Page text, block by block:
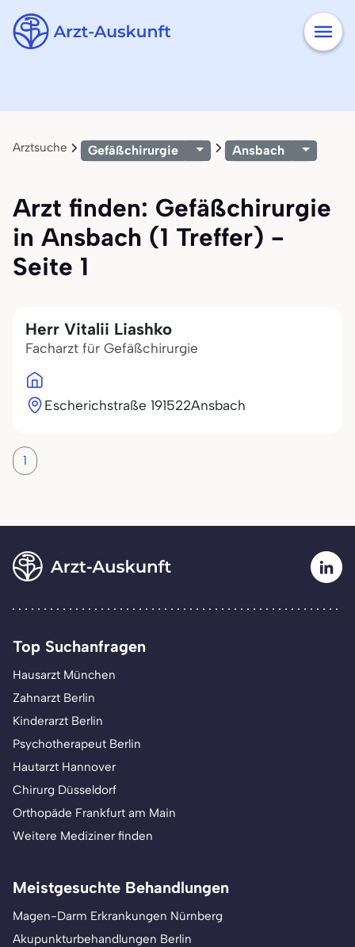
Arztsuche Gefäßchirurgie Ansbach
Arzt finden: Gefäßchirurgie
in Ansbach (1 Treffer) -
Seite 1
Herr Vitalii Liashko
Facharzt für Gefäßchirurgie
Escherichstraße 191522Ansbach
1
Top Suchanfragen
Hausarzt München
Zahnarzt Berlin
Kinderarzt Berlin
Psychotherapeut Berlin
Hautarzt Hannover
Chirurg Düsseldorf
Orthopäde Frankfurt am Main
Weitere Mediziner finden
Meistgesuchte Behandlungen
Magen-Darm Erkrankungen Nürnberg
Akupunkturbehandlungen Berlin